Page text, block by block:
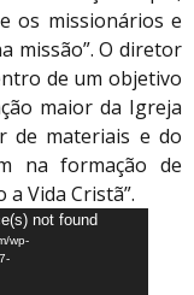
os missionários e
missão”. O diretor
de um objetivo
maior da Igreja
de materiais e do
na formação de
Vida Cristã”.
not found
wp-